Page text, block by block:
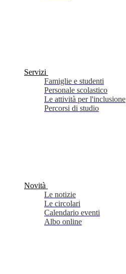
Servizi
Famiglie e studenti
Personale scolastico
Le attività per l'inclusione
Percorsi di studio
Novità
Le notizie
Le circolari
Calendario eventi
Albo online